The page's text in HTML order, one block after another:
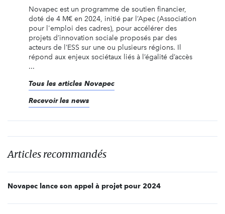
Novapec est un programme de soutien financier,
doté de 4 M€ en 2024, initié par l’Apec (Association
pour l'emploi des cadres), pour accélérer des
projets d’innovation sociale proposés par des
acteurs de l’ESS sur une ou plusieurs régions. Il
répond aux enjeux sociétaux liés à l’égalité d’accès
...
Tous les articles Novapec
Recevoir les news
Articles recommandés
Novapec lance son appel à projet pour 2024